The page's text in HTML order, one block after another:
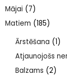
Mājai (7)
Matiem (185)
Ārstēšana (1)
Atjaunojošs
Balzams (2)